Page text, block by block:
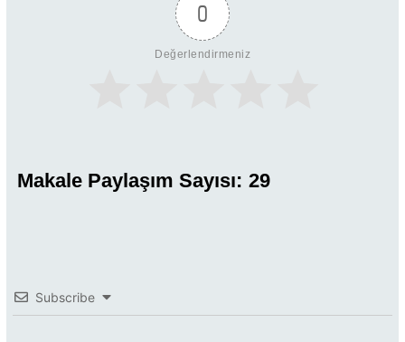
0
Değerlendirmeniz
Makale Paylaşım Sayısı: 29
Subscribe